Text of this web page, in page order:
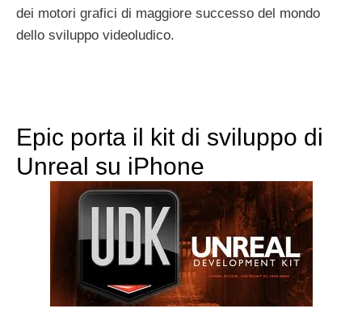
dei motori grafici di maggiore successo del mondo
dello sviluppo videoludico.
Epic porta il kit di sviluppo di
Unreal su iPhone